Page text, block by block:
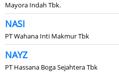
Mayora Indah Tbk.
NASI
PT Wahana Inti Makmur Tbk
NAYZ
PT Hassana Boga Sejahtera Tbk